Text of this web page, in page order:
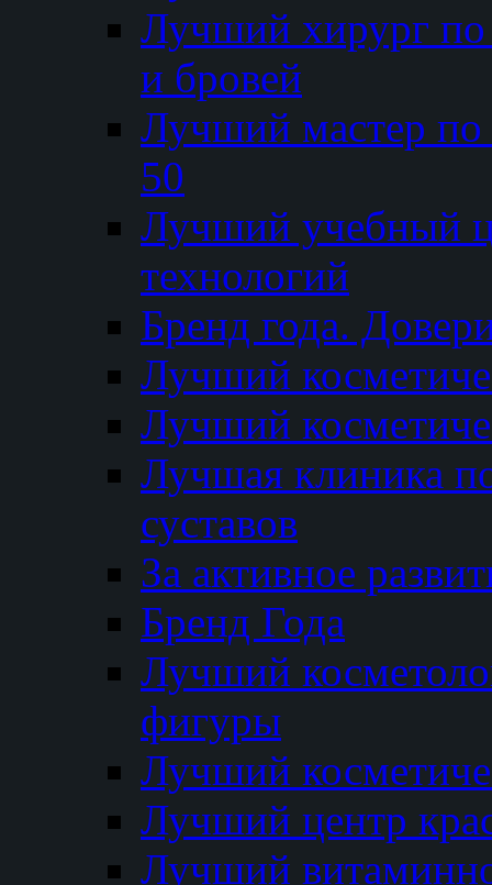
Лучший хирург по
и бровей
Лучший мастер
50
Лучший
технологий
Бренд года.
Лучший
Лучший
Лучшая клиника
суставов
За активное
Бренд Года
Лучший
фигуры
Лучший
Лучший центр
Лучший